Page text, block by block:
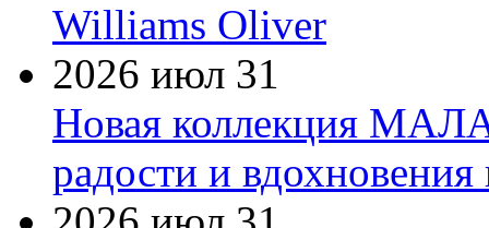
Williams Oliver
2026 июл 31
Новая коллекция
радости и